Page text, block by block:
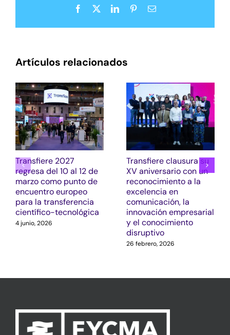
Facebook LinkedInPinterestCorreo
Artículos relacionados
Transfiere 2027
regresa del 10 al 12 de
marzo como punto de
encuentro europeo
para la transferencia
científico-tecnológica
4 junio, 2026
Transfiere clausura su
XV aniversario con un
reconocimiento a la
excelencia en
comunicación, la
innovación empresarial
y el conocimiento
disruptivo
26 febrero, 2026